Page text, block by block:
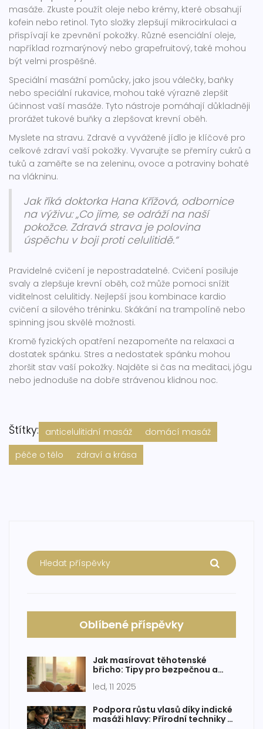
masáže. Zkuste použít oleje nebo krémy, které obsahují
kofein nebo retinol. Tyto složky zlepšují mikrocirkulaci a
přispívají ke zpevnění pokožky. Různé esenciální oleje,
například rozmarýnový nebo grapefruitový, také mohou
být velmi prospěšné.
Speciální masážní pomůcky, jako jsou válečky, baňky
nebo speciální rukavice, mohou také výrazně zlepšit
účinnost vaší masáže. Tyto nástroje pomáhají důkladněji
prorážet tukové buňky a zlepšovat krevní oběh.
Myslete na stravu. Zdravé a vyvážené jídlo je klíčové pro
celkové zdraví vaší pokožky. Vyvarujte se přemíry cukrů a
tuků a zaměřte se na zeleninu, ovoce a potraviny bohaté
na vlákninu.
Jak říká doktorka Hana Křížová, odbornice
na výživu: „Co jíme, se odráží na naší
pokožce. Zdravá strava je polovina
úspěchu v boji proti celulitidě.“
Pravidelné cvičení je nepostradatelné. Cvičení posiluje
svaly a zlepšuje krevní oběh, což může pomoci snížit
viditelnost celulitidy. Nejlepší jsou kombinace kardio
cvičení a silového tréninku. Skákání na trampolíně nebo
spinning jsou skvělé možnosti.
Kromě fyzických opatření nezapomeňte na relaxaci a
dostatek spánku. Stres a nedostatek spánku mohou
zhoršit stav vaší pokožky. Najděte si čas na meditaci, jógu
nebo jednoduše na dobře strávenou klidnou noc.
Štítky: anticelulitidní masáž
domácí masáž
péče o tělo
zdraví a krása
Oblíbené příspěvky
Jak masírovat těhotenské
břicho: Tipy pro bezpečnou a
led, 11 2025
Podpora růstu vlasů díky indické
masáži hlavy: Přírodní techniky a